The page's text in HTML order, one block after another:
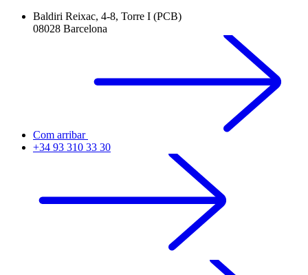
Baldiri Reixac, 4-8, Torre I (PCB)
08028 Barcelona
Com arribar
+34 93 310 33 30